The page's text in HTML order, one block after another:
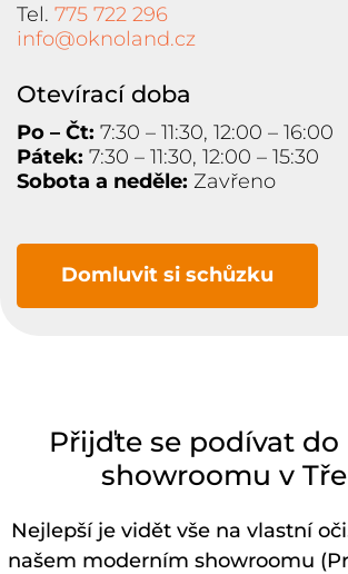
Tel. 775 722 296
info@oknoland.cz
Otevírací doba
Po – Čt: 7:30 – 11:30, 12:00 – 16:00
Pátek: 7:30 – 11:30, 12:00 – 15:30
Sobota a neděle: Zavřeno
Domluvit si schůzku
Přijďte se podívat do
showroomu v
Nejlepší je vidět vše na vlastní
našem moderním showroomu